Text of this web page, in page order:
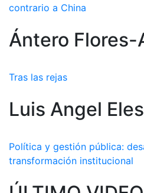
contrario a China
Ántero Flores-
Tras las rejas
Luis Angel
Política y gestión pública:
transformación institucional